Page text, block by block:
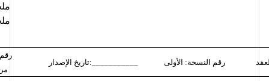
تاريخ الإصدار:___________ رقم النسخة: الأولى